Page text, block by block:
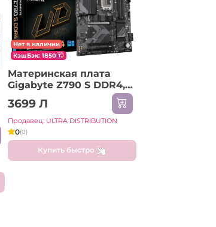
Нет в наличии
КэшБэк: 1850
Материнская плата
Gigabyte Z790 S DDR4,
LGA1700, Intel Z790, ATX
3699 Л
Продавец: ULTRA DISTRIBUTION
0(0)
Купить быстро